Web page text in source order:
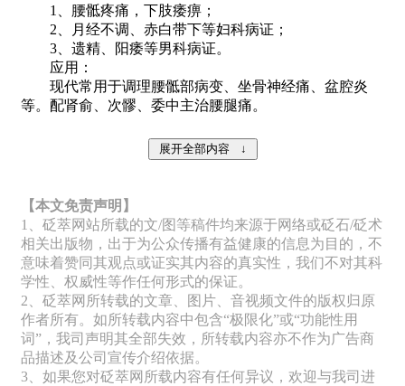
1、腰骶疼痛，下肢痿痹；
2、月经不调、赤白带下等妇科病证；
3、遗精、阳痿等男科病证。
应用：
现代常用于调理腰骶部病变、坐骨神经痛、盆腔炎
等。配肾俞、次髎、委中主治腰腿痛。
【本文免责声明】
1、砭萃网站所载的文/图等稿件均来源于网络或砭石/砭术
相关出版物，出于为公众传播有益健康的信息为目的，不
意味着赞同其观点或证实其内容的真实性，我们不对其科
学性、权威性等作任何形式的保证。
2、砭萃网所转载的文章、图片、音视频文件的版权归原
作者所有。如所转载内容中包含“极限化”或“功能性用
词”，我司声明其全部失效，所转载内容亦不作为广告商
品描述及公司宣传介绍依据。
3、如果您对砭萃网所载内容有任何异议，欢迎与我司进